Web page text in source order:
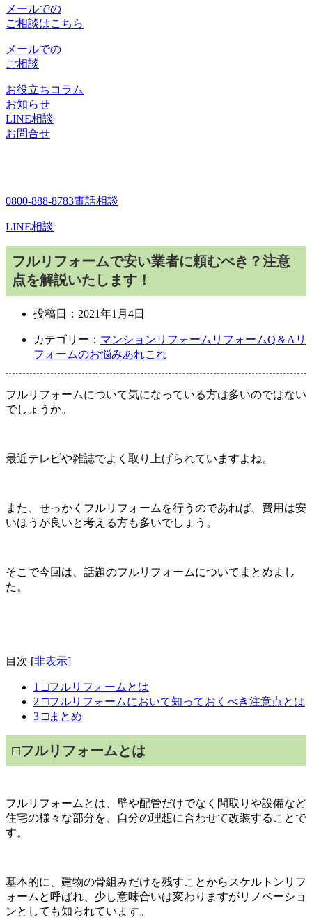
メールでの
ご相談はこちら
メールでの
ご相談
お役立ちコラム
お知らせ
LINE相談
お問合せ
0800-888-8783電話相談
LINE相談
フルリフォームで安い業者に頼むべき？注意
点を解説いたします！
投稿日： 2021年1月4日
カテゴリー： マンションリフォーム リフォームQ＆A リ
フォームのお悩みあれこれ
フルリフォームについて気になっている方は多いのではない
でしょうか。
最近テレビや雑誌でよく取り上げられていますよね。
また、せっかくフルリフォームを行うのであれば、費用は安
いほうが良いと考える方も多いでしょう。
そこで今回は、話題のフルリフォームについてまとめまし
た。
目次 [非表示]
1 □フルリフォームとは
2 □フルリフォームにおいて知っておくべき注意点とは
3 □まとめ
□フルリフォームとは
フルリフォームとは、壁や配管だけでなく間取りや設備など
住宅の様々な部分を、自分の理想に合わせて改装することで
す。
基本的に、建物の骨組みだけを残すことからスケルトンリフ
ォームと呼ばれ、少し意味合いは変わりますがリノベーショ
ンとしても知られています。